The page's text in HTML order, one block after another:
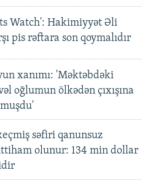
Watch': Hakimiyyət Əli
pis rəftara son qoymalıdır
xanımı: 'Məktəbdəki
oğlumun ölkədən çıxışına
səfiri qanunsuz
olunur: 134 min dollar